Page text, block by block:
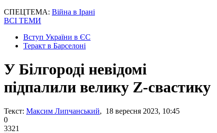
СПЕЦТЕМА: Війна в Ірані
ВСІ ТЕМИ
Вступ України в ЄС
Теракт в Барселоні
У Білгороді невідомі
підпалили велику Z-свастику
Текст: Максим Липчанський, 18 вересня 2023, 10:45
0
3321